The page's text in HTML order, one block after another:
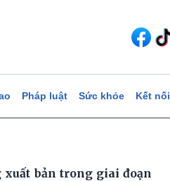
Pháp luật Sức khỏe Kết nối
bản trong giai đoạn